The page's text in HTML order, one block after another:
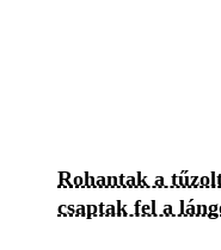
Rohantak a
csaptak fel a